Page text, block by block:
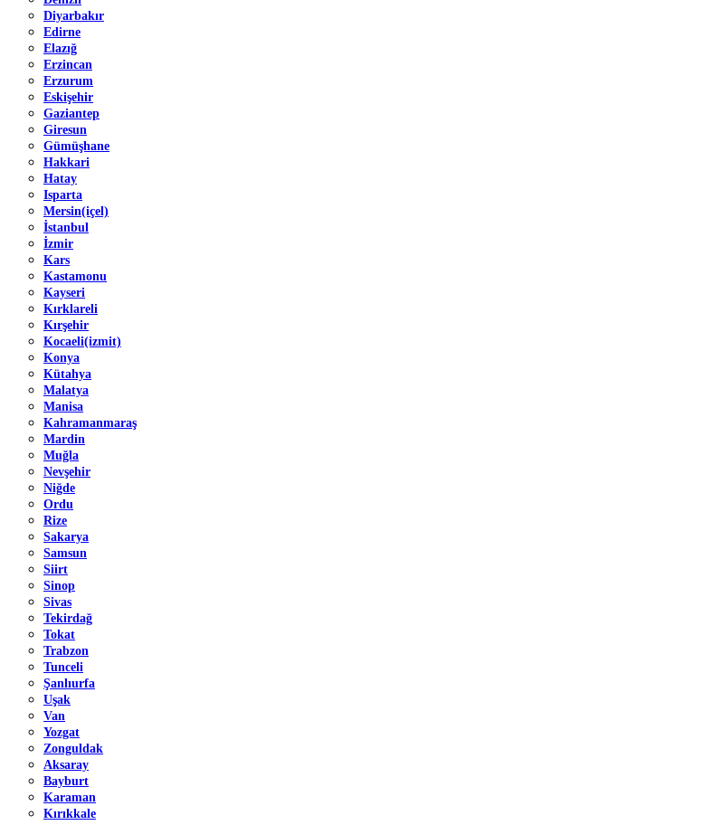
Diyarbakır
Edirne
Elazığ
Erzincan
Erzurum
Eskişehir
Gaziantep
Giresun
Gümüşhane
Hakkari
Hatay
Isparta
Mersin(içel)
İstanbul
İzmir
Kars
Kastamonu
Kayseri
Kırklareli
Kırşehir
Kocaeli(izmit)
Konya
Kütahya
Malatya
Manisa
Kahramanmaraş
Mardin
Muğla
Nevşehir
Niğde
Ordu
Rize
Sakarya
Samsun
Siirt
Sinop
Sivas
Tekirdağ
Tokat
Trabzon
Tunceli
Şanlıurfa
Uşak
Van
Yozgat
Zonguldak
Aksaray
Bayburt
Karaman
Kırıkkale